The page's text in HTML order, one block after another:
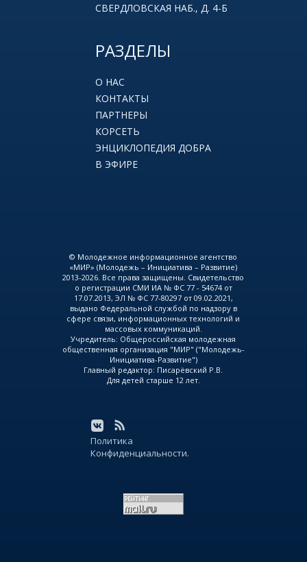
СВЕРДЛОВСКАЯ НАБ., Д. 4-Б
РАЗДЕЛЫ
О НАС
КОНТАКТЫ
ПАРТНЕРЫ
КОРСЕТЬ
ЭНЦИКЛОПЕДИЯ ДОБРА
В ЭФИРЕ
© Молодежное информационное агентство
«МИР» (Молодежь – Инициатива – Развитие)
2013-2026. Все права защищены. Свидетельство
о регистрации СМИ ИА № ФС 77 - 54674 от
17.07.2013, ЭЛ № ФС 77-80297 от 09.02.2021,
выдано Федеральной службой по надзору в
сфере связи, информационных технологий и
массовых коммуникаций.
Учредитель: Общероссийская молодежная
общественная организация "МИР" ("Молодежь-
Инициатива-Развитие")
Главный редактор: Писарёвский Р.В.
Для детей старше 12 лет.
Политика
Конфиденциальности.